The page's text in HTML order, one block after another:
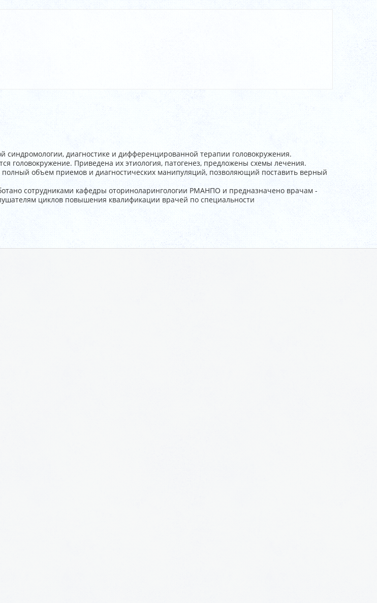
диагностике и дифференцированной терапии головокружения.
головокружение. Приведена их этиология, патогенез, предложены схемы лечения.
объем приемов и диагностических манипуляций, позволяющий поставить верный
сотрудниками кафедры оториноларингологии РМАНПО и предназначено врачам -
циклов повышения квалификации врачей по специальности